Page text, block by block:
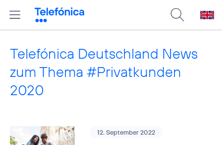
Telefónica Deutschland News
zum Thema #Privatkunden
2020
12. September 2022